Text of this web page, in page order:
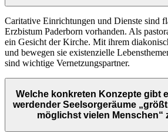
Caritative Einrichtungen und Dienste sind
Erzbistum Paderborn vorhanden. Als
ein Gesicht der Kirche. Mit ihrem
und bewegen sie existenzielle
sind wichtige Vernetzungspartner.
Welche konkreten Konzepte gibt
werdender Seelsorgeräume
möglichst vielen Menschen“